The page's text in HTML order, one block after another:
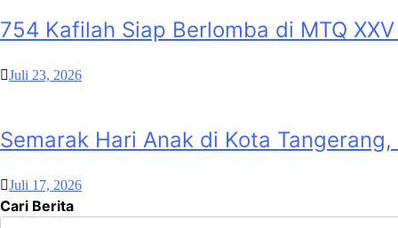
754 Kafilah Siap Berlomba di MTQ
Juli 23, 2026
Semarak Hari Anak di Kota
Juli 17, 2026
Cari Berita